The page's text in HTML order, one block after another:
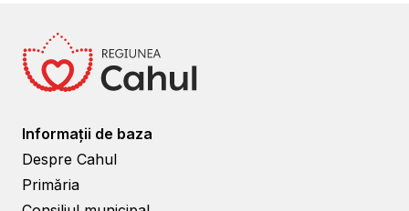
Informații de baza
Despre Cahul
Primăria